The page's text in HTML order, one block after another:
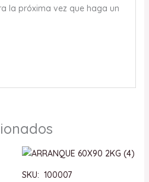
la próxima vez que haga un
SKU: 100007